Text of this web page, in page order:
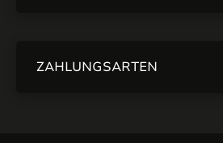
ZAHLUNGSARTEN